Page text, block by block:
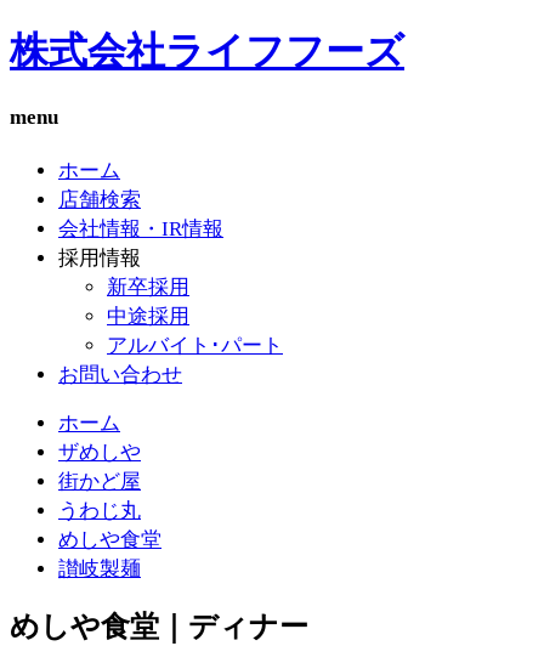
株式会社ライフフーズ
menu
ホーム
店舗検索
会社情報・IR情報
採用情報
新卒採用
中途採用
アルバイト･パート
お問い合わせ
ホーム
ザめしや
街かど屋
うわじ丸
めしや食堂
讃岐製麺
めしや食堂｜ディナー